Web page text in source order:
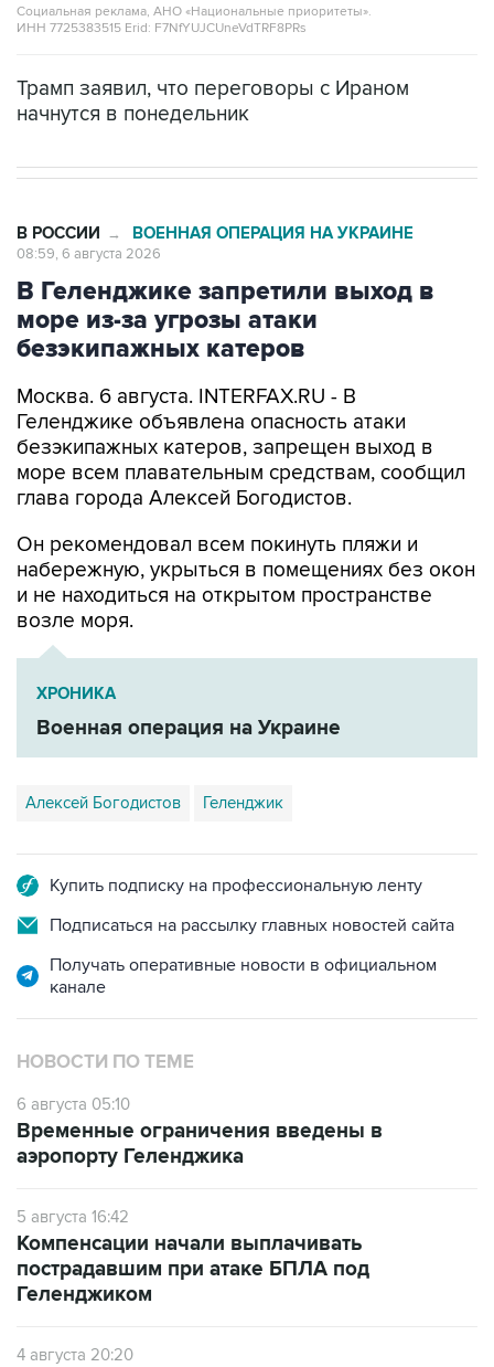
Социальная реклама, АНО «Национальные приоритеты».
ИНН 7725383515 Erid: F7NfYUJCUneVdTRF8PRs
Трамп заявил, что переговоры с Ираном
начнутся в понедельник
В РОССИИ → ВОЕННАЯ ОПЕРАЦИЯ НА УКРАИНЕ
08:59, 6 августа 2026
В Геленджике запретили выход в
море из-за угрозы атаки
безэкипажных катеров
Москва. 6 августа. INTERFAX.RU - В
Геленджике объявлена опасность атаки
безэкипажных катеров, запрещен выход в
море всем плавательным средствам, сообщил
глава города Алексей Богодистов.
Он рекомендовал всем покинуть пляжи и
набережную, укрыться в помещениях без окон
и не находиться на открытом пространстве
возле моря.
ХРОНИКА
Военная операция на Украине
Алексей Богодистов Геленджик
Купить подписку на профессиональную ленту
Подписаться на рассылку главных новостей сайта
Получать оперативные новости в официальном
канале
НОВОСТИ ПО ТЕМЕ
6 августа 05:10
Временные ограничения введены в
аэропорту Геленджика
5 августа 16:42
Компенсации начали выплачивать
пострадавшим при атаке БПЛА под
Геленджиком
4 августа 20:20